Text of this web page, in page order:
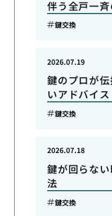
伴う全戸一
鍵交換
鍵のプロが
いアドバイス
2026.07.19
鍵交換
鍵が回らな
法
2026.07.18
鍵交換